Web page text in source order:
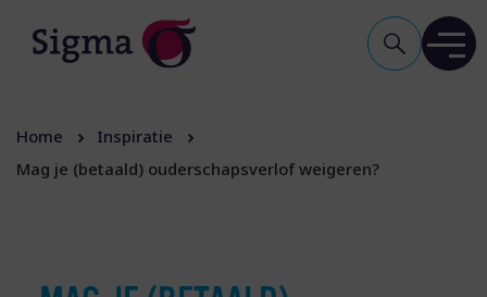
Home
Inspiratie
Mag je (betaald) ouderschapsverlof weigeren?